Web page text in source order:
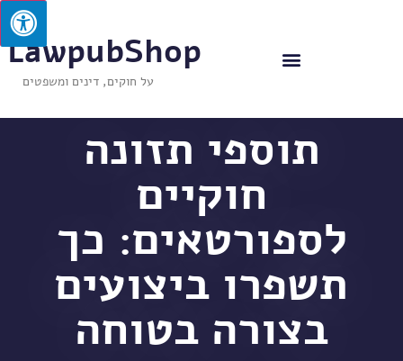
LawpubShop
על חוקים, דינים ומשפטים
תוספי תזונה
חוקיים
לספורטאים: כך
תשפרו ביצועים
בצורה בטוחה